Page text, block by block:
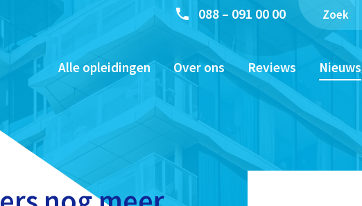
088 – 091 00 00
Alle opleidingen Over ons Reviews Nieuws